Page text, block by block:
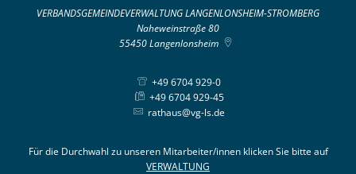
VERBANDSGEMEINDEVERWALTUNG LANGENLONSHEIM-STROMBERG
Naheweinstraße 80
55450 Langenlonsheim
+49 6704 929-0
+49 6704 929-45
rathaus@vg-ls.de
Für die Durchwahl zu unseren Mitarbeiter/innen klicken Sie bitte auf
VERWALTUNG